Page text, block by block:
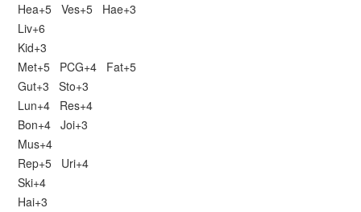
Hea+5 Ves+5 Hae+3
Liv+6
Kid+3
Met+5 PCG+4 Fat+5
Gut+3 Sto+3
Lun+4 Res+4
Bon+4 Joi+3
Mus+4
Rep+5 Uri+4
Ski+4
Hai+3